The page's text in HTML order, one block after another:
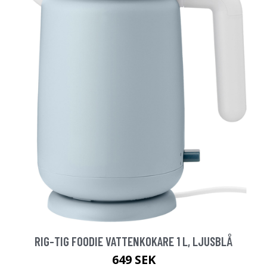
RIG-TIG FOODIE VATTENKOKARE 1 L, LJUSBLÅ
649 SEK